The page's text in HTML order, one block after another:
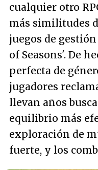
cualquier otro
más similitudes
juegos de
of Seasons'. De
perfecta de
jugadores
llevan años
equilibrio más
exploración de
fuerte, y los